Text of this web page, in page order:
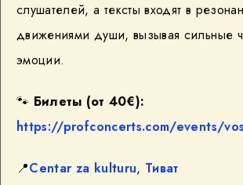
слушателей, а тексты входят в
движениями души, вызывая сильные
эмоции.
🐾 Билеты (от 40€):
https://profconcerts.com/events/
📍Centar za kulturu, Тиват